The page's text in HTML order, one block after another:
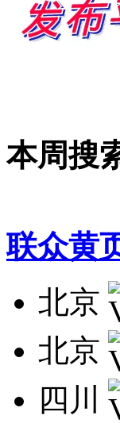
本周搜
联众黄
北京
北京
四川